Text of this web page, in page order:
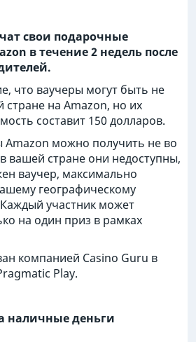
свои подарочные
в течение 2 недель после
что ваучеры могут быть не
на Amazon, но их
составит 150 долларов.
можно получить не во
в вашей стране они недоступны,
ваучер, максимально
географическому
участник может
на один приз в рамках
компанией Casino Guru в
Play.
наличные деньги